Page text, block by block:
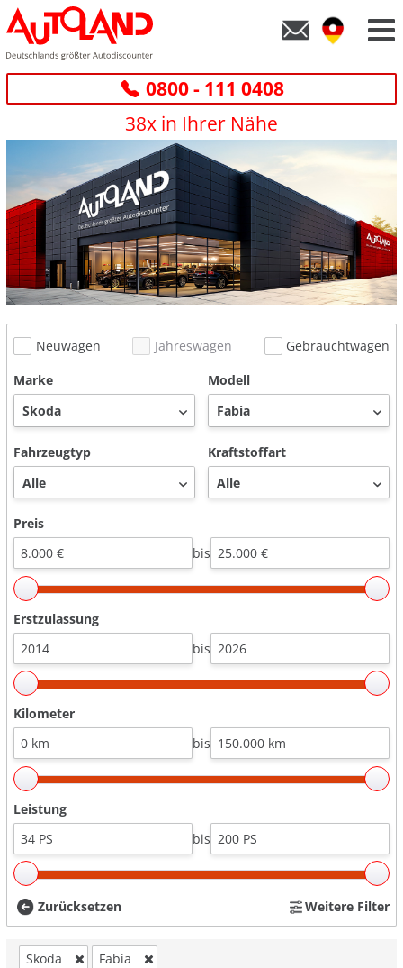
0800 - 111 0408
38x in Ihrer Nähe
Neuwagen Jahreswagen
Gebrauchtwagen
Marke
Modell
Fahrzeugtyp Kraftstoffart
Preis
bis
Erstzulassung
bis
Kilometer
bis
Leistung
bis
Zurücksetzen Weitere Filter
Skoda Fabia